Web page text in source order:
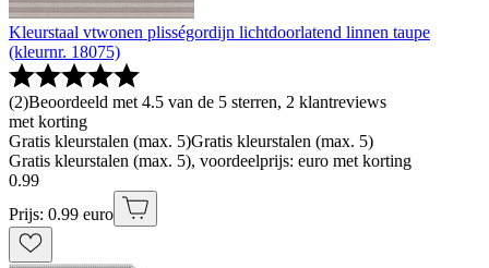
Kleurstaal vtwonen plisségordijn lichtdoorlatend linnen taupe
(kleurnr. 18075)
(2)Beoordeeld met 4.5 van de 5 sterren, 2 klantreviews
met korting
Gratis kleurstalen (max. 5)Gratis kleurstalen (max. 5)
Gratis kleurstalen (max. 5), voordeelprijs: euro met korting
0.99
Prijs: 0.99 euro